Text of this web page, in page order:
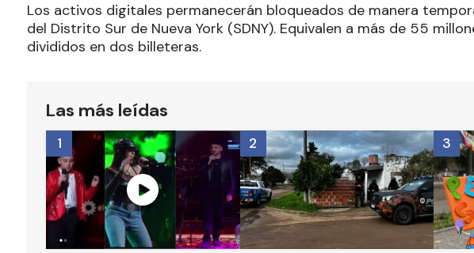
Los activos digitales permanecerán bloqueados de manera
del Distrito Sur de Nueva York (SDNY). Equivalen a más de 55
divididos en dos billeteras.
Las más leídas
1 2 3